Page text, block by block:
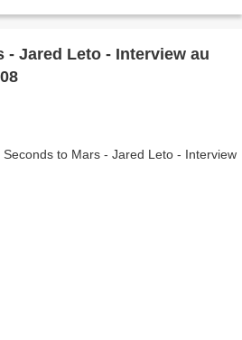
- Jared Leto - Interview au